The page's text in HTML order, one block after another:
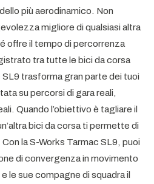
più aerodinamico. Non
migliore di qualsiasi altra
offre il tempo di percorrenza
tra tutte le bici da corsa
trasforma gran parte dei tuoi
su percorsi di gara reali,
Quando l’obiettivo è tagliare il
bici da corsa ti permette di
la S-Works Tarmac SL9, puoi
di convergenza in movimento
le sue compagne di squadra il